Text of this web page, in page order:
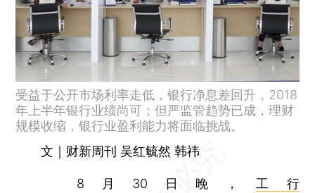
受益于公开市场利率走低，银行净息差回升，2018
年上半年银行业绩尚可；但严监管趋势已成，理财
规模收缩，银行业盈利能力将面临挑战。
文｜财新周刊 吴红毓然 韩祎
8月30日晚， 工行